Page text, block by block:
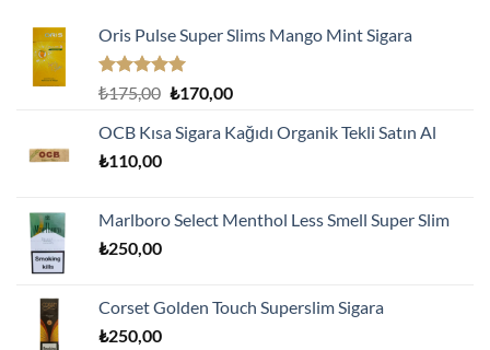
Oris Pulse Super Slims Mango Mint Sigara
5 üzerinden
oy
aldı
₺175,00 Orijinal
₺175,00.
₺170,00Şu
fiyat:
OCB Kısa Sigara Kağıdı Organik Tekli Satın Al
₺110,00
Marlboro Select Menthol Less Smell Super Slim
₺250,00
Corset Golden Touch Superslim Sigara
₺250,00